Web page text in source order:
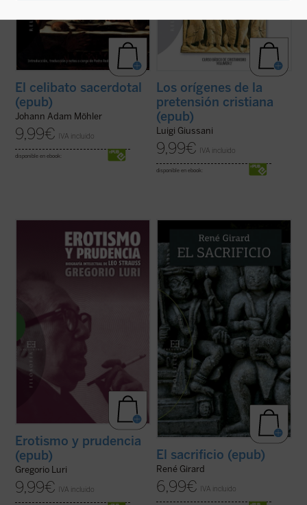
El celibato sacerdotal
(epub)
Johann Adam Möhler
9,99€ IVA incluido
disponible en ebook:
Los orígenes de la
pretensión cristiana
(epub)
Luigi Giussani
9,99€ IVA incluido
disponible en ebook:
¿Quién era Leo Strauss y qué decía
exactamente? Hay quienes se jactan de
haber descubierto el «indiscutible carácter
falocrático» de su filosofía, quienes lo ven
como el constructor moderno del «mito de
la tradición» y quienes alimentan ...(ver
Erotismo y prudencia
(epub)
Gregorio Luri
9,99€ IVA incluido
humana. El griego queda a oscuras, los
vedas se acercan a su desvelamiento, pero
sólo el cristianismo lo pone en evidencia y
lo desamortiza. Y, con esta acción
desmitificadora, deja también en ...
ficha)
El sacrificio (epub)
René Girard
6,99€ IVA incluido